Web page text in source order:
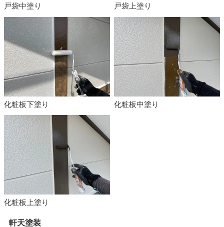
戸袋中塗り 戸袋上塗り
化粧板下塗り 化粧板中塗り
化粧板上塗り
軒天塗装